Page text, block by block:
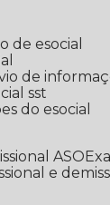
de esocial
de
sst
do esocial
ASO
e